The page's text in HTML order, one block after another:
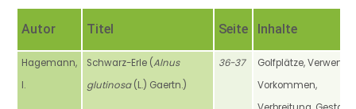
Autor Titel Seite Inhalte
Hagemann,
I.
Schwarz-Erle (Alnus
glutinosa(L.) Gaertn.)
36-37
Golfplätze,
Vorkommen,